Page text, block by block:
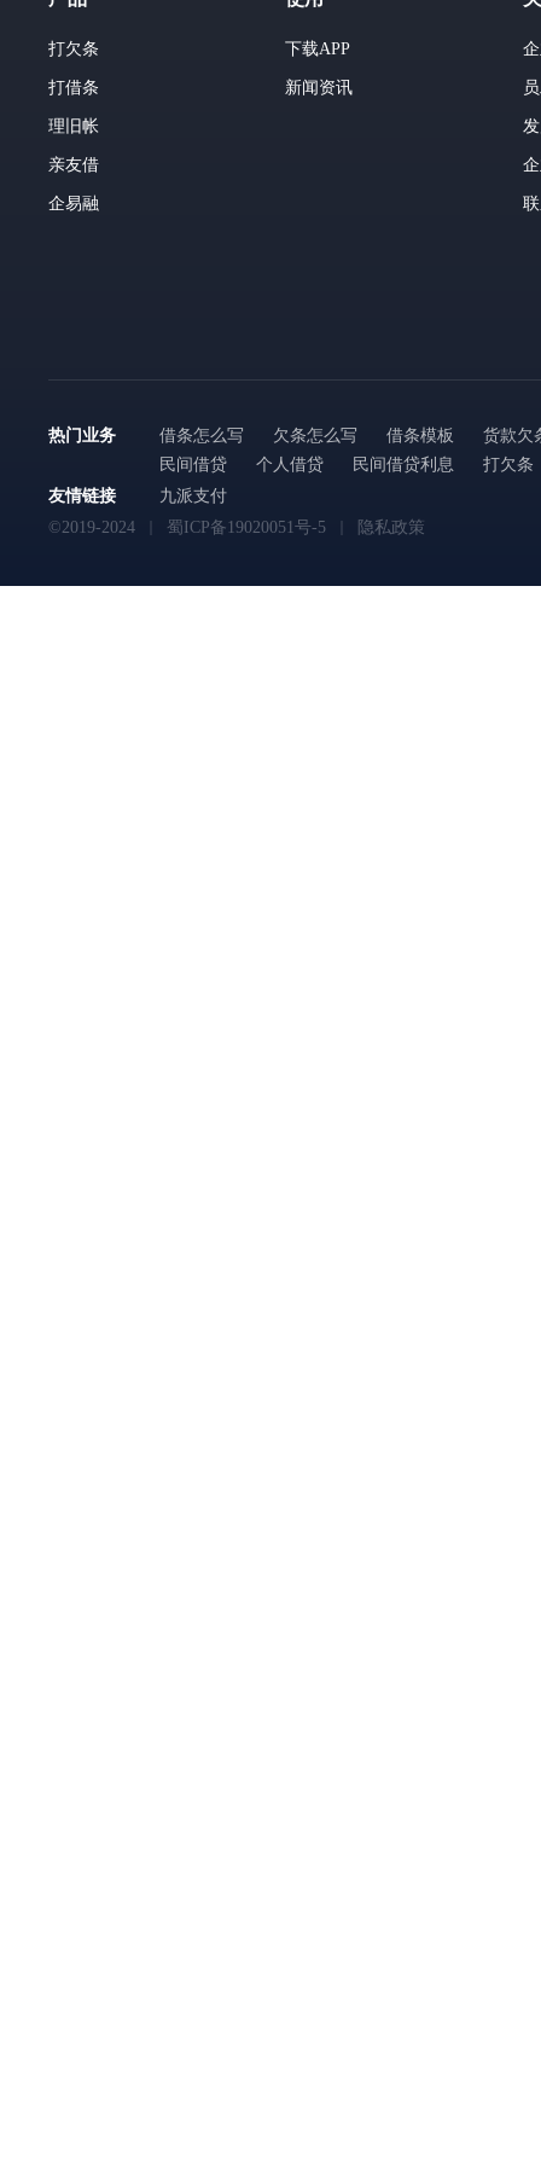
打欠条
打借条
理旧帐
亲友借
企易融
下载APP
新闻资讯
热门业务 借条怎么写 欠条怎么写 借条模板
货款欠
民间借贷
个人借贷 民间借贷利息
打欠条
友情链接
九派支付
©2019-2024
蜀ICP备19020051号-5 隐私政策